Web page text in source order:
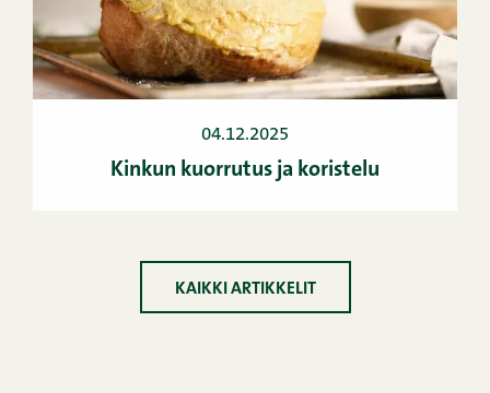
04.12.2025
Kinkun kuorrutus ja koristelu
KAIKKI ARTIKKELIT